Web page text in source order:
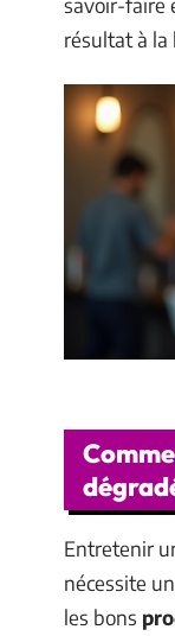
résultat à
Entretenir
nécessite
les bons